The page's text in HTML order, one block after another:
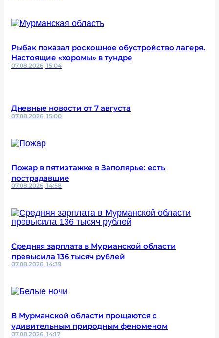
Рыбак показал роскошное обустройство лагеря.
Настоящие «хоромы» в тундре
07.08.2026, 15:04
Дневные новости от 7 августа
07.08.2026, 15:00
Пожар в пятиэтажке в Заполярье: есть
пострадавшие
07.08.2026, 14:58
Средняя зарплата в Мурманской области
превысила 136 тысяч рублей
07.08.2026, 14:39
В Мурманской области прощаются с
удивительным природным феноменом
07.08.2026, 14:17